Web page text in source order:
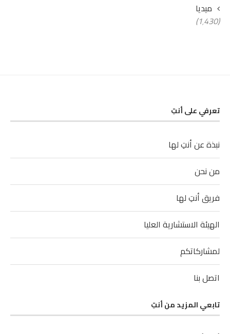
ميديا
(1٬430)
تعرفي على أنتِ
نبذة عن أنتِ لها
من نحن
فريق أنتِ لها
الهيئة الاستشارية العليا
لمشاركاتكم
اتصل بنا
تابعي المزيد من أنتِ